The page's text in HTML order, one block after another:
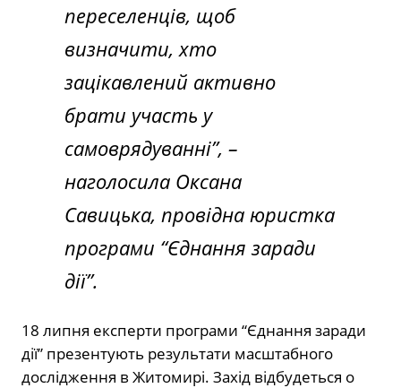
переселенців, щоб
визначити, хто
зацікавлений активно
брати участь у
самоврядуванні”, –
наголосила Оксана
Савицька, провідна юристка
програми “Єднання заради
дії”.
18 липня експерти програми “Єднання заради
дії” презентують результати масштабного
дослідження в Житомирі. Захід відбудеться о